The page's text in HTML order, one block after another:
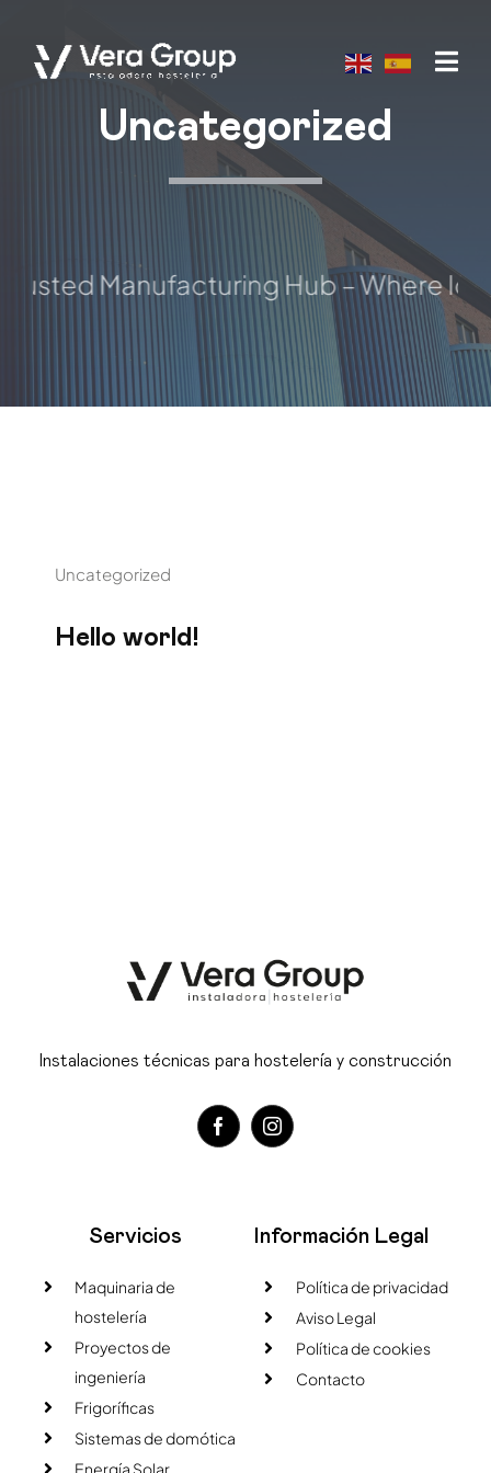
content
Uncategorized
Manufacturing Hub – Where
Uncategorized
Hello world!
Instalaciones técnicas para hostelería y construcción
Servicios
Maquinaria de
hostelería
Proyectos de
ingeniería
Frigoríficas
Sistemas de domótica
Energía Solar
Información Legal
Política de privacidad
Aviso Legal
Política de cookies
Contacto